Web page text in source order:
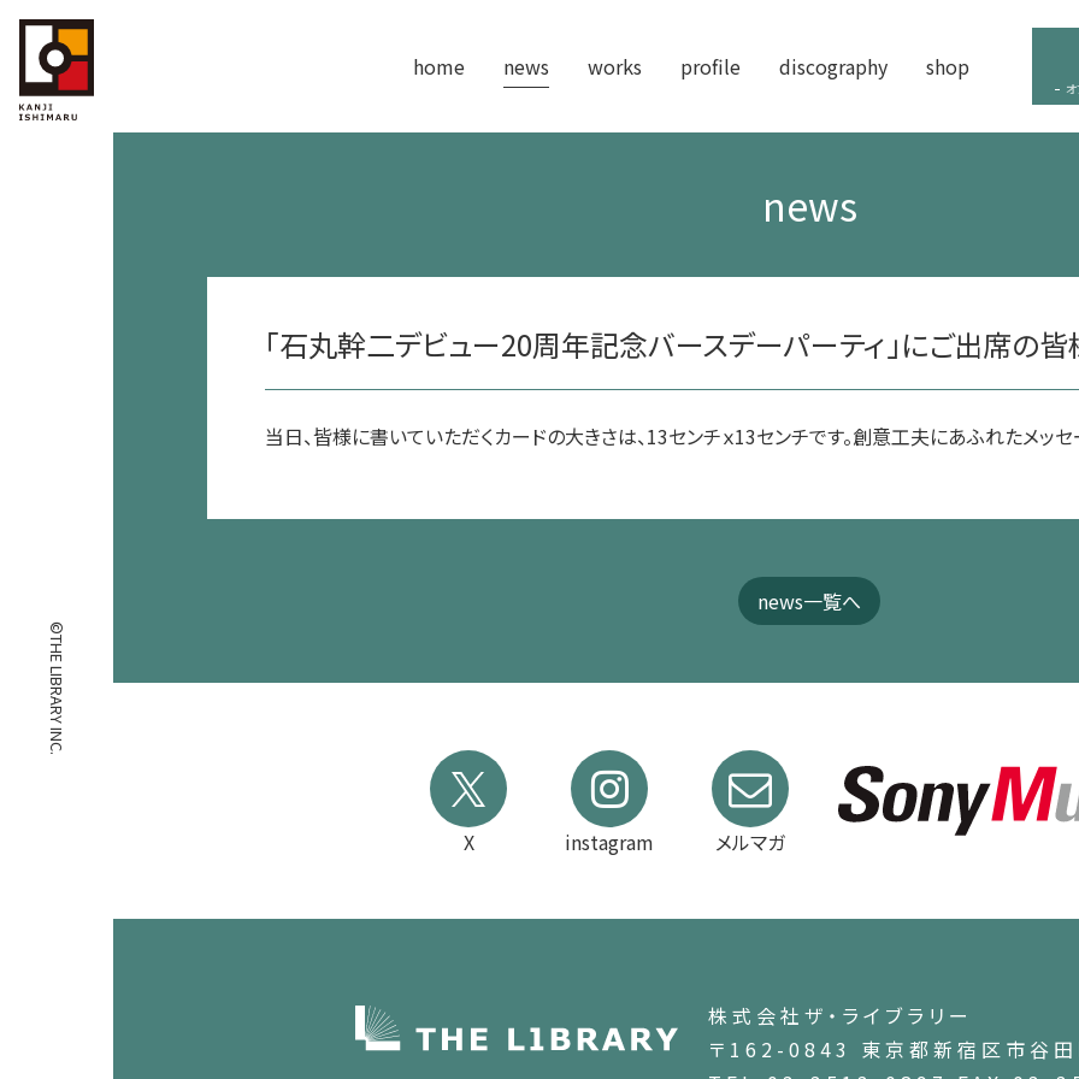
home news works profile discography shop
news
「石丸幹二デビュー20周年記念バースデーパーティ」にご出席の
当日、皆様に書いていただくカードの大きさは、13センチｘ13センチです。創意工夫にあふれたメッ
news一覧へ
X instagram メルマガ
株式会社ザ・ライブラリー
〒162-0843 東京都新宿区市谷
©THE LIBRARY INC.